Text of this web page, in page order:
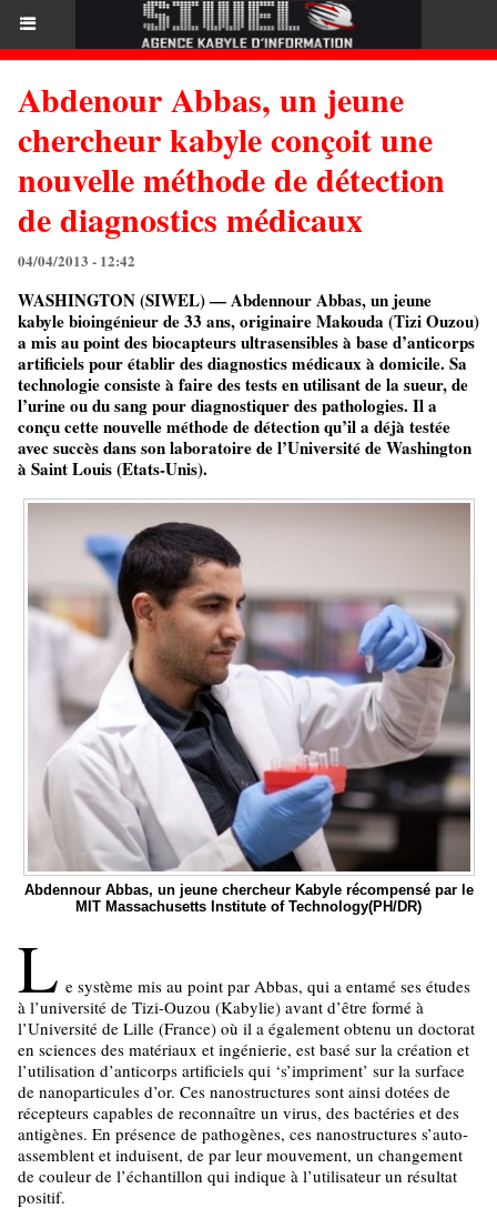
Abdenour Abbas, un jeune
chercheur kabyle conçoit une
nouvelle méthode de détection
de diagnostics médicaux
04/04/2013 - 12:42
WASHINGTON (SIWEL) — Abdennour Abbas, un jeune
kabyle bioingénieur de 33 ans, originaire Makouda (Tizi Ouzou)
a mis au point des biocapteurs ultrasensibles à base d’anticorps
artificiels pour établir des diagnostics médicaux à domicile. Sa
technologie consiste à faire des tests en utilisant de la sueur, de
l’urine ou du sang pour diagnostiquer des pathologies. Il a
conçu cette nouvelle méthode de détection qu’il a déjà testée
avec succès dans son laboratoire de l’Université de Washington
à Saint Louis (Etats-Unis).
Abdennour Abbas, un jeune chercheur Kabyle récompensé par le
MIT Massachusetts Institute of Technology(PH/DR)
L e système mis au point par Abbas, qui a entamé ses études
à l’université de Tizi-Ouzou (Kabylie) avant d’être formé à
l’Université de Lille (France) où il a également obtenu un doctorat
en sciences des matériaux et ingénierie, est basé sur la création et
l’utilisation d’anticorps artificiels qui ‘s’impriment’ sur la surface
de nanoparticules d’or. Ces nanostructures sont ainsi dotées de
récepteurs capables de reconnaître un virus, des bactéries et des
antigènes. En présence de pathogènes, ces nanostructures s’auto-
assemblent et induisent, de par leur mouvement, un changement
de couleur de l’échantillon qui indique à l’utilisateur un résultat
positif.